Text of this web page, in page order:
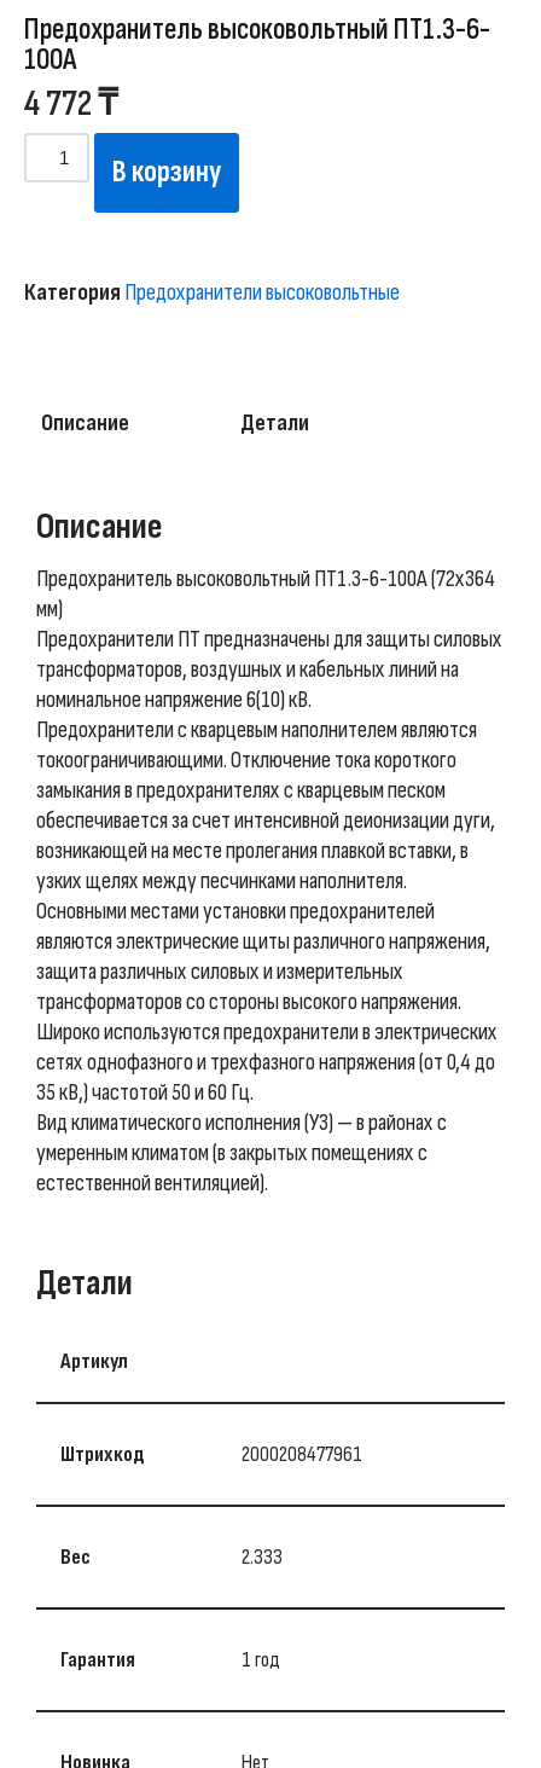
Предохранитель высоковольтный ПT1.3-6-
100A
4 772₸
В корзину
Категория Предохранители высоковольтные
Описание Детали
Описание
Предохранитель высоковольтный ПT1.3-6-100A (72х364
мм)
Предохранители ПТ предназначены для защиты силовых
трансформаторов, воздушных и кабельных линий на
номинальное напряжение 6(10) кВ.
Предохранители с кварцевым наполнителем являются
токоограничивающими. Отключение тока короткого
замыкания в предохранителях с кварцевым песком
обеспечивается за счет интенсивной деионизации дуги,
возникающей на месте пролегания плавкой вставки, в
узких щелях между песчинками наполнителя.
Основными местами установки предохранителей
являются электрические щиты различного напряжения,
защита различных силовых и измерительных
трансформаторов со стороны высокого напряжения.
Широко используются предохранители в электрических
сетях однофазного и трехфазного напряжения (от 0,4 до
35 кВ,) частотой 50 и 60 Гц.
Вид климатического исполнения (У3) — в районах с
умеренным климатом (в закрытых помещениях с
естественной вентиляцией).
Детали
Артикул
Штрихкод 2000208477961
Вес 2.333
Гарантия 1 год
Новинка Нет